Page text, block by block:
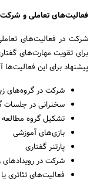
فعالیت‌های تعاملی و
شرکت در فعالیت‌های
برای تقویت مهارت‌های
پیشنهاد برای این
شرکت در گروه‌های
سخنرانی در جلسات
تشکیل گروه مطالعه
بازی‌های آموزشی
پارتنر گفتاری
شرکت در رویدادهای
فعالیت‌های تئاتری